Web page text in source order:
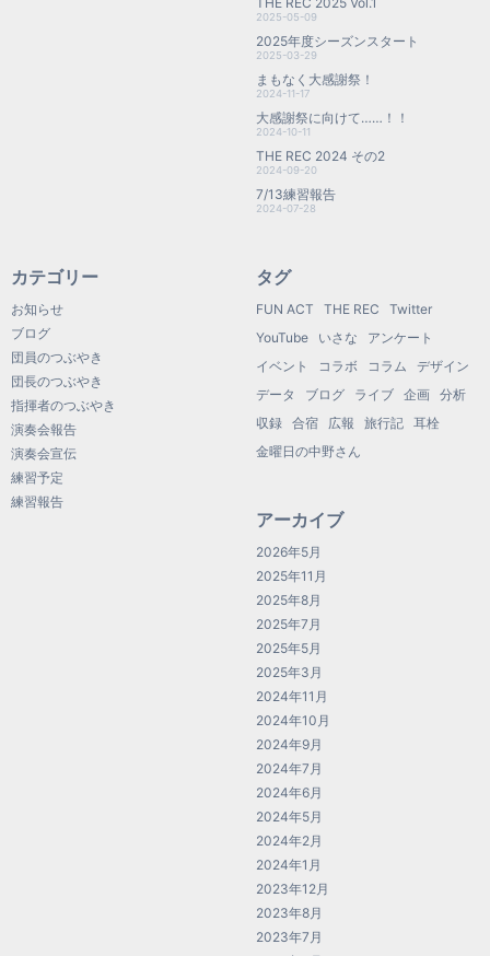
2025-05-09
2025年度シーズンスタート
2025-03-29
まもなく大感謝祭！
2024-11-17
大感謝祭に向けて……！！
2024-10-11
THE REC 2024 その2
2024-09-20
7/13練習報告
2024-07-28
カテゴリー
お知らせ
ブログ
団員のつぶやき
団長のつぶやき
指揮者のつぶやき
演奏会報告
演奏会宣伝
練習予定
練習報告
タグ
FUN ACT THE REC
Twitter
YouTube
いさな
アンケート
イベント
コラボ コラム
デザイン
データ
ブログ ライブ 企画
分析
収録
合宿 広報 旅行記
耳栓
金曜日の中野さん
アーカイブ
2026年5月
2025年11月
2025年8月
2025年7月
2025年5月
2025年3月
2024年11月
2024年10月
2024年9月
2024年7月
2024年6月
2024年5月
2024年2月
2024年1月
2023年12月
2023年8月
2023年7月